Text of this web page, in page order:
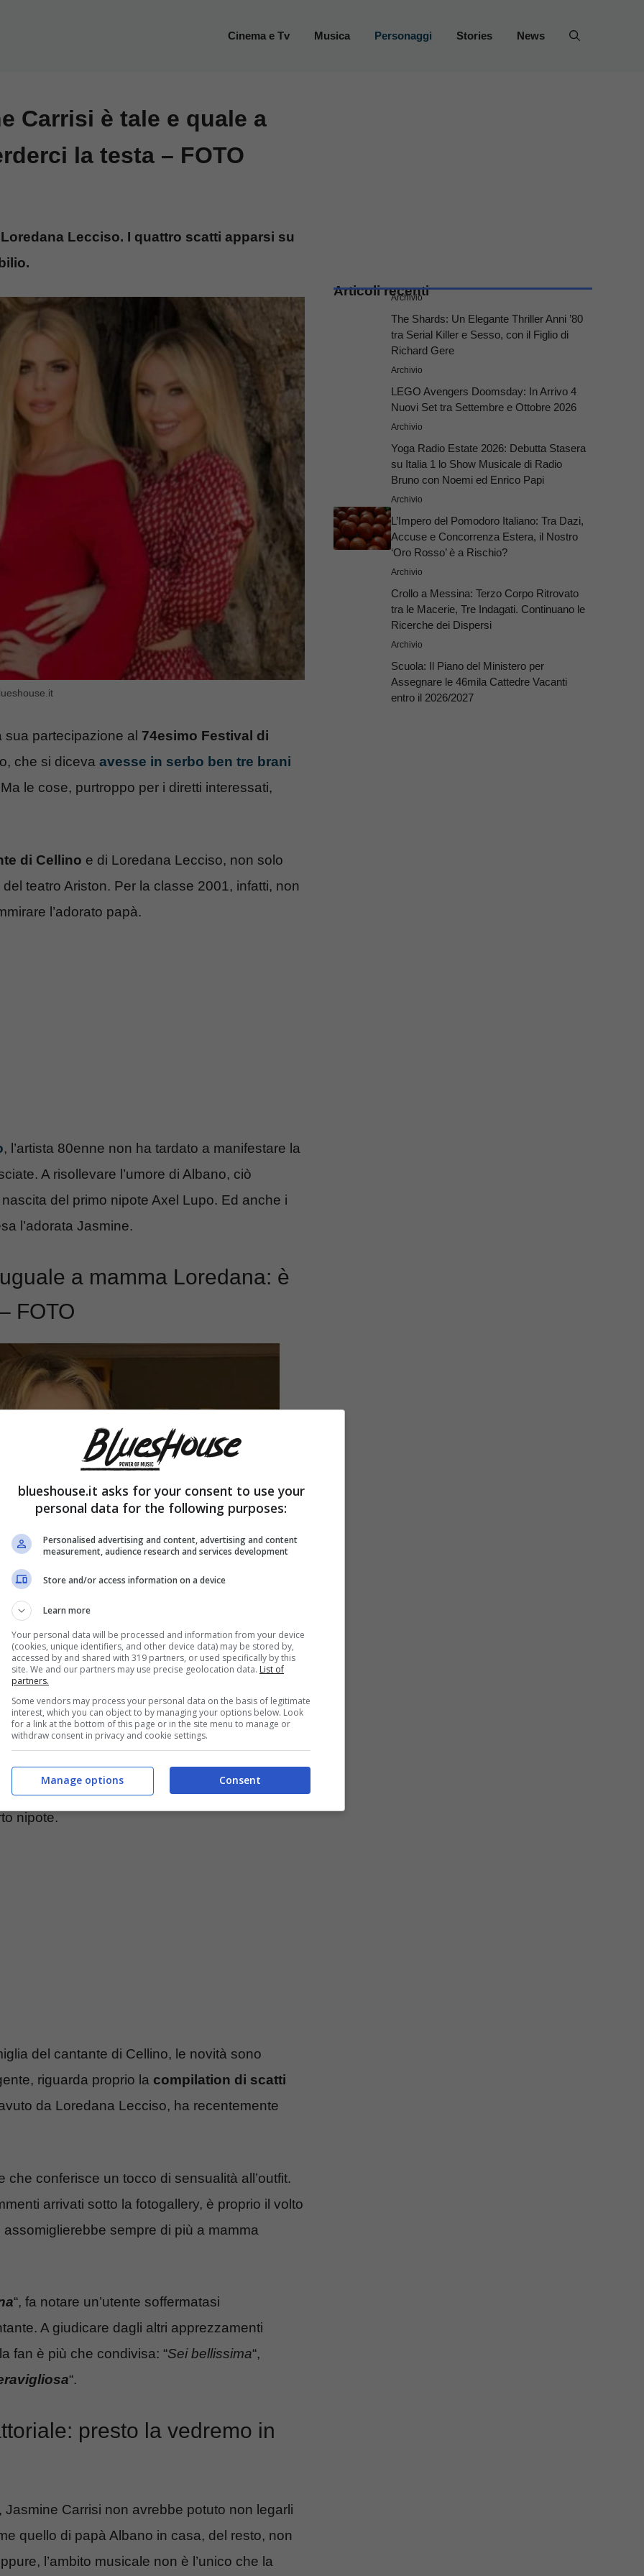
Cinema e Tv Musica Personaggi Stories News
Carrisi è tale e quale a
la testa – FOTO
Lecciso. I quattro scatti apparsi su
partecipazione al 74esimo Festival di
che si diceva avesse in serbo ben tre brani
le cose, purtroppo per i diretti interessati,
di Cellino e di Loredana Lecciso, non solo
teatro Ariston. Per la classe 2001, infatti, non
l’adorato papà.
, l’artista 80enne non ha tardato a manifestare la
A risollevare l’umore di Albano, ciò
del primo nipote Axel Lupo. Ed anche i
l’adorata Jasmine.
a mamma Loredana: è
FOTO
focalizzate sulpiccolo Axel Lupo
il 25 gennaio scorsosotto lo sguardo rapito
Carrisi e Romina Power. I cui pensieri,
nipote.
del cantante di Cellino, le novità sono
riguarda proprio la compilation di scatti
da Loredana Lecciso, ha recentemente
conferisce un tocco di sensualità all’outfit.
arrivati sotto la fotogallery, è proprio il volto
sempre di più a mamma
“, fa notare un’utente soffermatasi
A giudicare dagli altri apprezzamenti
fan è più che condivisa: “Sei bellissima“,
“.
presto la vedremo in
Carrisi non avrebbe potuto non legarli
quello di papà Albano in casa, del resto, non
l’ambito musicale non è l’unico che la
Articoli recenti
Archivio
The Shards: Un Elegante Thriller Anni ’80
tra Serial Killer e Sesso, con il Figlio di
Richard Gere
Archivio
LEGO Avengers Doomsday: In Arrivo 4
Nuovi Set tra Settembre e Ottobre 2026
Archivio
Yoga Radio Estate 2026: Debutta Stasera
su Italia 1 lo Show Musicale di Radio
Bruno con Noemi ed Enrico Papi
Archivio
L’Impero del Pomodoro Italiano: Tra Dazi,
Accuse e Concorrenza Estera, il Nostro
‘Oro Rosso’ è a Rischio?
Archivio
Crollo a Messina: Terzo Corpo Ritrovato
tra le Macerie, Tre Indagati. Continuano le
Ricerche dei Dispersi
Archivio
Scuola: Il Piano del Ministero per
Assegnare le 46mila Cattedre Vacanti
entro il 2026/2027
blueshouse.it asks for your consent to use your
personal data for the following purposes:
Personalised advertising and content, advertising and content
measurement, audience research and services development
Store and/or access information on a device
Learn more
Your personal data will be processed and information from your device
(cookies, unique identifiers, and other device data) may be stored by,
accessed by and shared with 319 partners, or used specifically by this
site. We and our partners may use precise geolocation data. List of
partners.
Some vendors may process your personal data on the basis of legitimate
interest, which you can object to by managing your options below. Look
for a link at the bottom of this page or in the site menu to manage or
withdraw consent in privacy and cookie settings.
Consent
Manage options